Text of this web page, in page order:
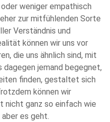
weniger empathisch
zur mitfühlenden Sorte
Verständnis und
können wir uns vor
die uns ähnlich sind, mit
dagegen jemand begegnet,
finden, gestaltet sich
können wir
nicht ganz so einfach wie
aber es geht.